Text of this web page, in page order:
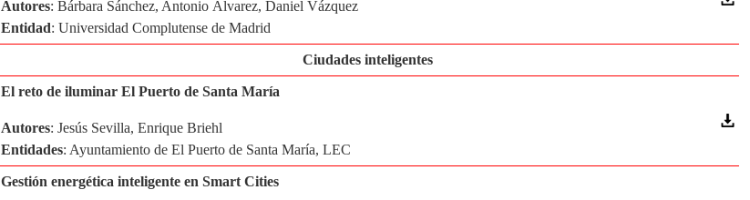
Autores: Bárbara Sánchez, Antonio Álvarez, Daniel Vázquez
Entidad: Universidad Complutense de Madrid
Ciudades inteligentes
El reto de iluminar El Puerto de Santa María
Autores: Jesús Sevilla, Enrique Briehl
Entidades: Ayuntamiento de El Puerto de Santa María, LEC
Gestión energética inteligente en Smart Cities